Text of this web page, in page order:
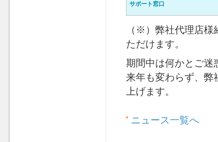
サポート窓口
（※）弊社代理店
ただけます。
期間中は何かとご迷
来年も変わらず、弊
上げます。
ニュース一覧へ